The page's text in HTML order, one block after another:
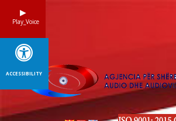
Play_Voice
ACCESSIBILITY